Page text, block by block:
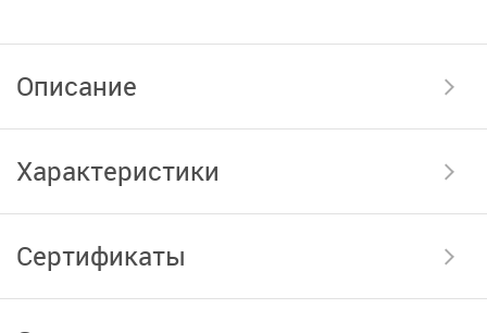
Описание
Характеристики
Сертификаты